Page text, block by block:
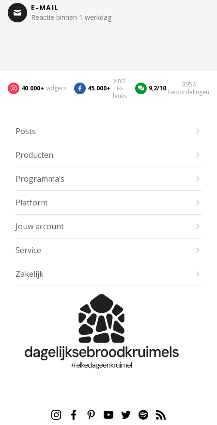
E-MAIL
Reactie binnen 1 werkdag
40.000+ volgers 45.000+
vind-
ik-
leuks
9,2/10
3956
beoordelingen
Posts
Producten
Programma’s
Platform
Jouw account
Service
Zakelijk